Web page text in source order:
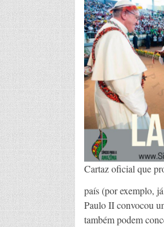
Cartaz oficial que
país (por exemplo,
Paulo II convocou
também podem